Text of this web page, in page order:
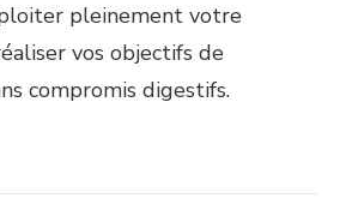
pleinement votre
vos objectifs de
compromis digestifs.